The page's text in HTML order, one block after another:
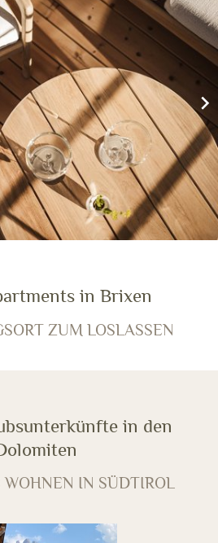
in Brixen
ZUM LOSLASSEN
in den
IN SÜDTIROL